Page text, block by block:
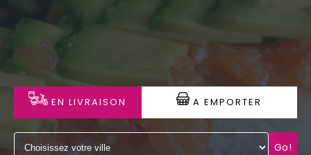
ACCUEIL
LA CARTE
VOTRE COMPTE
NOTRE RESTAURANT
VOS AVIS
EN LIVRAISON A EMPORTER
Go!